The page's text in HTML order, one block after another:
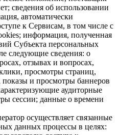
сведения об использовании
автоматически
к Сервисам, в том числе с
информация, полученная
Субъекта персональных
следующие сведения: о
отзывах и вопросах,
просмотры страниц,
показы и просмотры баннеров
аудиторные
сессии; данные о времени
осуществляет связанные
данных процессы в целях: